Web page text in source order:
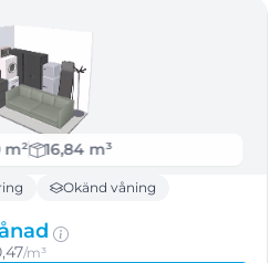
m²
16,84 m³
Okänd våning
/m³